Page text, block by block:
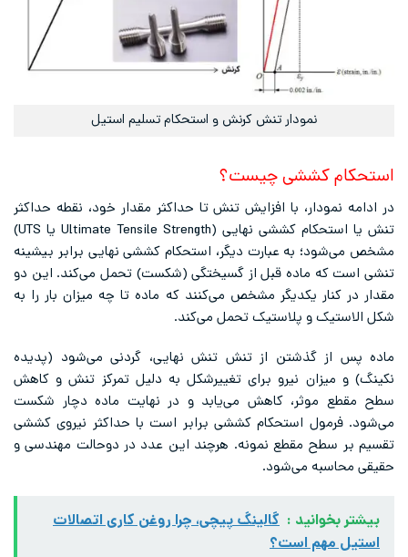
نمودار تنش کرنش و استحکام تسلیم استیل
استحکام کششی چیست؟
در ادامه نمودار، با افزایش تنش تا حداکثر مقدار خود، نقطه حداکثر
تنش یا استحکام کششی نهایی (Ultimate Tensile Strength یا UTS)
مشخص می‌شود؛ به عبارت دیگر، استحکام کششی نهایی برابر بیشینه
تنشی است که ماده قبل از گسیختگی (شکست) تحمل می‌کند. این دو
مقدار در کنار یکدیگر مشخص می‌کنند که ماده تا چه میزان بار را به
شکل الاستیک و پلاستیک تحمل می‌کند.
ماده پس از گذشتن از تنش تنش نهایی، گردنی می‌شود (پدیده
نکینگ) و میزان نیرو برای تغییرشکل به دلیل تمرکز تنش و کاهش
سطح مقطع موثر، کاهش می‌یابد و در نهایت ماده دچار شکست
می‌شود. فرمول استحکام کششی برابر است با حداکثر نیروی کششی
تقسیم بر سطح مقطع نمونه. هرچند این عدد در دوحالت مهندسی و
حقیقی محاسبه می‌شود.
بیشتر بخوانید : گالینگ پیچی، چرا روغن کاری اتصالات
استیل مهم است؟